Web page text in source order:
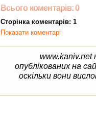
Всього коментарів: 0
Сторінка коментарів: 1
Показати коментарі
www.kaniv.net
опублікованих на
оскільки вони